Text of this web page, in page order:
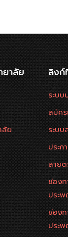
ยาลัย
ลัย
ลิงก์
ระบบ
สมัค
ระบบ
ประก
สาย
ช่องท
ประ
ช่องท
ประ